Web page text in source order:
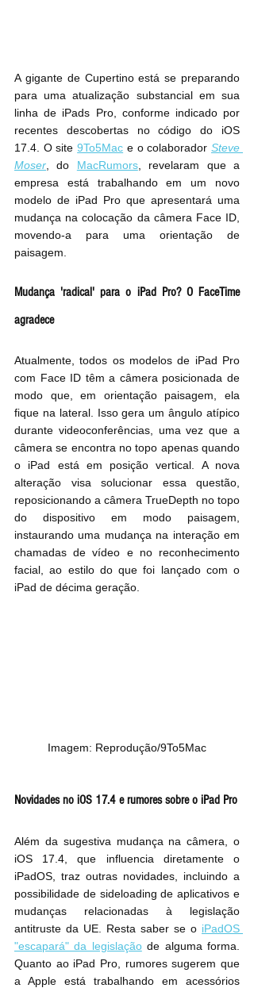
A gigante de Cupertino está se preparando
para uma atualização substancial em sua
linha de iPads Pro, conforme indicado por
recentes descobertas no código do iOS
17.4. O site 9To5Mac e o colaborador Steve
Moser , do MacRumors, revelaram que a
empresa está trabalhando em um novo
modelo de iPad Pro que apresentará uma
mudança na colocação da câmera Face ID,
movendo-a para uma orientação de
paisagem.
Mudança 'radical' para o iPad Pro? O FaceTime
agradece
Atualmente, todos os modelos de iPad Pro
com Face ID têm a câmera posicionada de
modo que, em orientação paisagem, ela
fique na lateral. Isso gera um ângulo atípico
durante videoconferências, uma vez que a
câmera se encontra no topo apenas quando
o iPad está em posição vertical. A nova
alteração visa solucionar essa questão,
reposicionando a câmera TrueDepth no topo
do dispositivo em modo paisagem,
instaurando uma mudança na interação em
chamadas de vídeo e no reconhecimento
facial, ao estilo do que foi lançado com o
iPad de décima geração.
Imagem: Reprodução/9To5Mac
Novidades no iOS 17.4 e rumores sobre o iPad Pro
Além da sugestiva mudança na câmera, o
iOS 17.4 , que influencia diretamente o
iPadOS, traz outras novidades, incluindo a
possibilidade de sideloading de aplicativos e
mudanças relacionadas à legislação
antitruste da UE. Resta saber se o iPadOS
"escapará" da legislação de alguma forma.
Quanto ao iPad Pro, rumores sugerem que
a Apple está trabalhando em acessórios